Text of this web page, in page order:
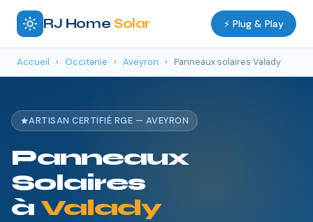
RJ Home Solar ⚡ Plug & Play
Accueil › Occitanie › Aveyron › Panneaux solaires Valady
ARTISAN CERTIFIÉ RGE — AVEYRON
Panneaux
Solaires
àValady